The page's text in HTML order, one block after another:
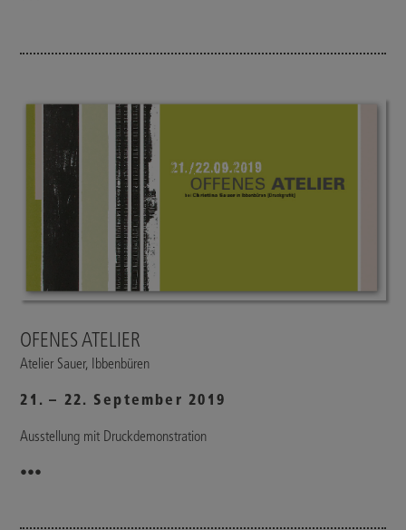
OFENES ATELIER
Atelier Sauer, Ibbenbüren
21. – 22. September 2019
Ausstellung mit Druckdemonstration
•••